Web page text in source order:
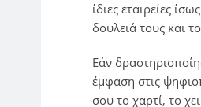
ίδιες εταιρείες
δουλειά τους και
Εάν
έμφαση στις
σου το χαρτί, το